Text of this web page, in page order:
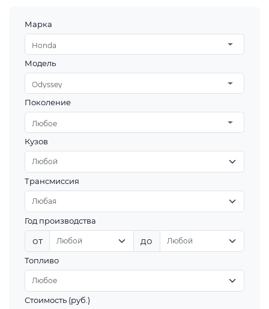
Марка
Honda
Модель
Odyssey
Поколение
Любое
Кузов
Трансмиссия
Год производства
от до
Топливо
Стоимость (руб.)